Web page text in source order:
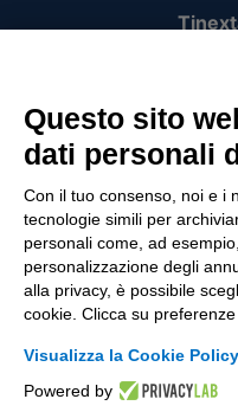
Società
Società soggetta
di
P.IVA
Verifica
Questo sito
dati personali
Con il tuo consenso, noi e i
tecnologie simili per
personali come, ad
personalizzazione degli
alla privacy, è possibile
cookie. Clicca su
Visualizza la Cookie
Powered by